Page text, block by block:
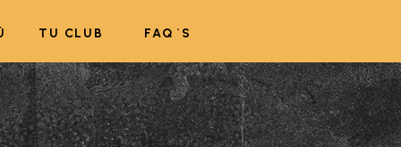
TU CLUB FAQ´S